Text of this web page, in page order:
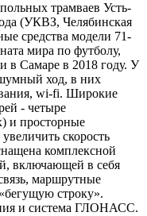
трамваев Усть-
(УКВЗ, Челябинская
средства модели 71-
мира по футболу,
в Самаре в 2018 году. У
ход, в них
wi-fi. Широкие
- четыре
и просторные
скорость
комплексной
включающей в себя
маршрутные
строку».
и система ГЛОНАСС.